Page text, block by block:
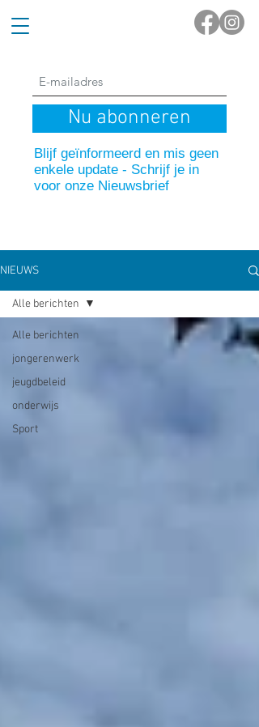
Nu abonneren
Blijf geïnformeerd en mis geen
enkele update - Schrijf je in
voor onze Nieuwsbrief
NIEUWS
Alle berichten
jongerenwerk
jeugdbeleid
onderwijs
Sport
Alle berichten